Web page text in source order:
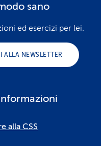
sano
ed esercizi per lei.
ALLA NEWSLETTER
alla CSS